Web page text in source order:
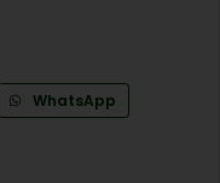
WhatsApp